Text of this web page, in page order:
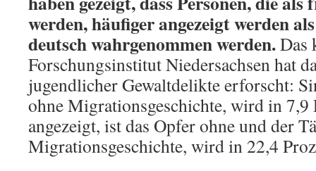
werden, häufiger angezeigt werden
deutsch wahrgenommen werden.Das
Forschungsinstitut Niedersachsen hat
jugendlicher Gewaltdelikte erforscht:
ohne Migrationsgeschichte, wird in 7,9
angezeigt, ist das Opfer ohne und der
Migrationsgeschichte, wird in 22,4